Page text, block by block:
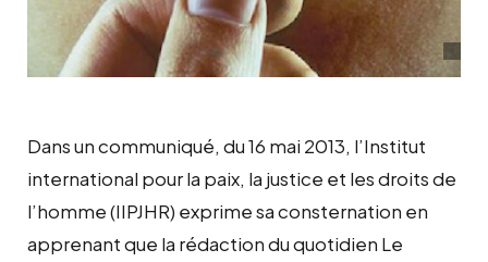
Dans un communiqué, du 16 mai 2013, l’Institut
international pour la paix, la justice et les droits de
l’homme (IIPJHR) exprime sa consternation en
apprenant que la rédaction du quotidien Le